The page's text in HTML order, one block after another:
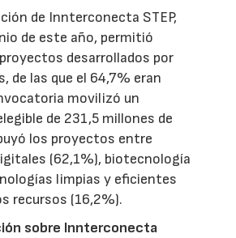
de Innterconecta STEP,
de este año, permitió
desarrollados por
de las que el 64,7% eran
movilizó un
de 231,5 millones de
los proyectos entre
(62,1%), biotecnología
limpias y eficientes
recursos (16,2%).
sobre Innterconecta